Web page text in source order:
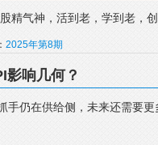
精气神，活到老，学到老，
2025年第8期
影响几何？
手仍在供给侧，未来还需要